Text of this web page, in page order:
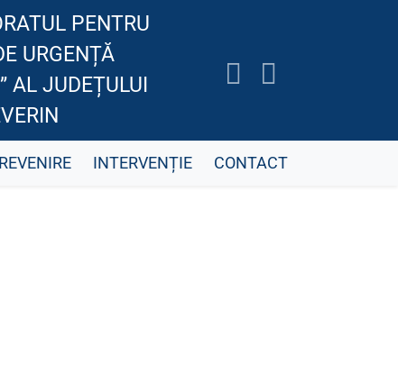
PENTRU
URGENȚĂ
AL JUDEȚULUI
INTERVENȚIE CONTACT